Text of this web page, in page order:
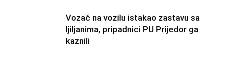
Vozač na vozilu istakao zastavu sa
ljiljanima, pripadnici PU Prijedor ga
kaznili